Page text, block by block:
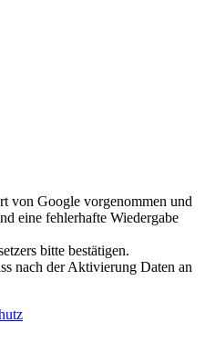
von Google vorgenommen und
eine fehlerhafte Wiedergabe
bitte bestätigen.
nach der Aktivierung Daten an